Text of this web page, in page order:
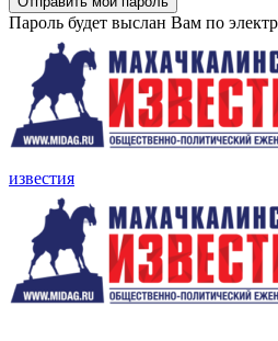
Пароль будет выслан Вам по
известия